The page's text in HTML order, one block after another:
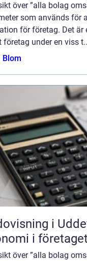
över ”alla bolag
som används för
för företag. Det
företag under en viss
Blom
i
i företaget
över ”alla bolag